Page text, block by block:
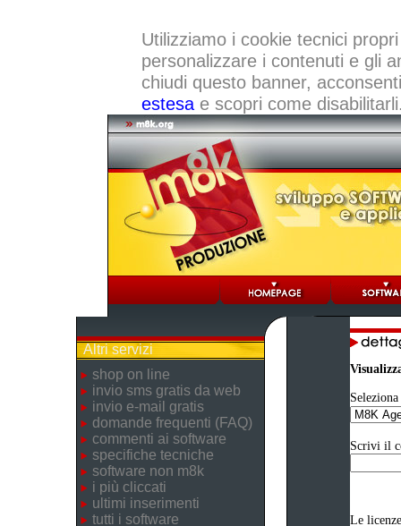
Utilizziamo i cookie tecnici
personalizzare i contenuti e gli
chiudi questo banner,
estesae scopri come
Altri servizi
shop on line
invio sms gratis da web
invio e-mail gratis
domande frequenti (FAQ)
commenti ai software
specifiche tecniche
software non m8k
i più cliccati
ultimi inserimenti
tutti i software
Scrivi il
Le